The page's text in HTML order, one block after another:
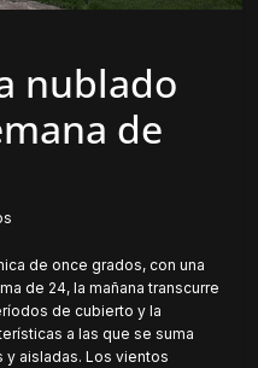
nublado
de
de once grados, con una
de 24, la mañana transcurre
de cubierto y la
a las que se suma
aisladas. Los vientos